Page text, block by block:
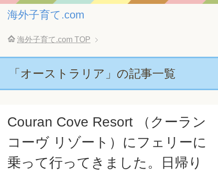
海外子育て.com
海外子育て.com TOP
「オーストラリア」の記事一覧
Couran Cove Resort （クーラン
コーヴ リゾート）にフェリーに
乗って行ってきました。日帰り